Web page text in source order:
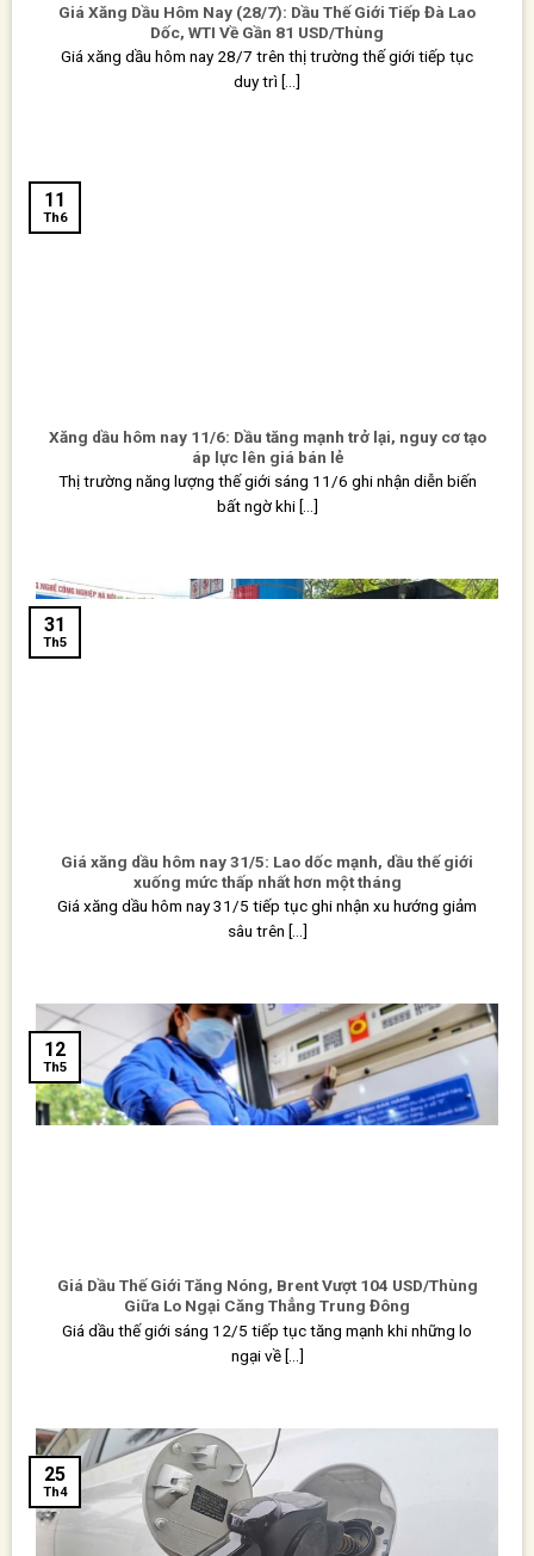
Giá Xăng Dầu Hôm Nay (28/7): Dầu Thế Giới Tiếp Đà Lao
Dốc, WTI Về Gần 81 USD/Thùng
Giá xăng dầu hôm nay 28/7 trên thị trường thế giới tiếp tục
duy trì [...]
Xăng dầu hôm nay 11/6: Dầu tăng mạnh trở lại, nguy cơ tạo
áp lực lên giá bán lẻ
Thị trường năng lượng thế giới sáng 11/6 ghi nhận diễn biến
bất ngờ khi [...]
11
Th6
Giá xăng dầu hôm nay 31/5: Lao dốc mạnh, dầu thế giới
xuống mức thấp nhất hơn một tháng
Giá xăng dầu hôm nay 31/5 tiếp tục ghi nhận xu hướng giảm
sâu trên [...]
31
Th5
Giá Dầu Thế Giới Tăng Nóng, Brent Vượt 104 USD/Thùng
Giữa Lo Ngại Căng Thẳng Trung Đông
Giá dầu thế giới sáng 12/5 tiếp tục tăng mạnh khi những lo
ngại về [...]
12
Th5
25
Th4